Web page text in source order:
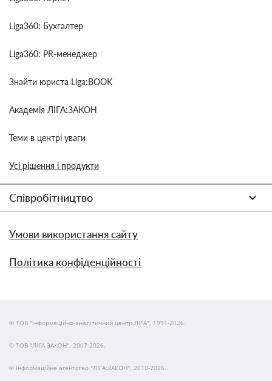
Liga360: Бухгалтер
Liga360: PR-менеджер
Знайти юриста Liga:BOOK
Академія ЛІГА:ЗАКОН
Теми в центрі уваги
Усі рішення і продукти
Співробітництво
Умови використання сайту
Політика конфіденційності
© ТОВ "інформаційно-аналітичний центр ЛІГА", 1991-2026.
© ТОВ "ЛІГА ЗАКОН", 2007-2026.
© Інформаційне агентство "ЛІГА:ЗАКОН", 2010-2026.